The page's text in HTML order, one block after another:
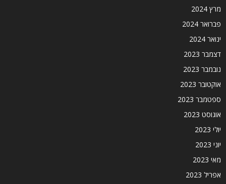
מרץ 2024
פברואר 2024
ינואר 2024
דצמבר 2023
נובמבר 2023
אוקטובר 2023
ספטמבר 2023
אוגוסט 2023
יולי 2023
יוני 2023
מאי 2023
אפריל 2023